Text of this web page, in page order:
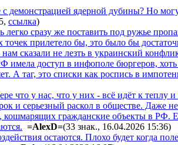
демонстрацией ядерной дубины? Но
, ссылка)
сразу же поставить под ружье
прилетело бы, это было бы
сказали не лезть в украинский
доступ в инфополе бюргеров,
А таг, это списки как роспись в
что у нас, что у них - всё идёт к теплу
и серьезный раскол в обществе. Даже
гражданские объекты в РФ.
=AlexD=(33 знак., 16.04.2026 15:36)
остаются. Плохо будет когда